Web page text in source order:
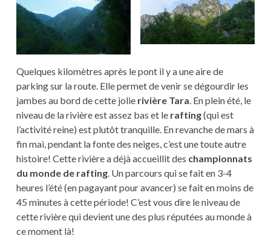
Quelques kilomètres après le pont il y a une aire de
parking sur la route. Elle permet de venir se dégourdir les
jambes au bord de cette jolie rivière Tara . En plein été, le
niveau de la rivière est assez bas et le rafting(qui est
l’activité reine) est plutôt tranquille. En revanche de mars à
fin mai, pendant la fonte des neiges, c’est une toute autre
histoire! Cette rivière a déjà accueillit des championnats
du monde de rafting. Un parcours qui se fait en 3-4
heures l’été (en pagayant pour avancer) se fait en moins de
45 minutes à cette période! C’est vous dire le niveau de
cette rivière qui devient une des plus réputées au monde à
ce moment là!